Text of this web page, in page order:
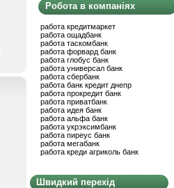
Робота в компаніях
работа кредитмаркет
работа ощадбанк
работа таскомбанк
работа форвард банк
работа глобус банк
работа универсал банк
работа сбербанк
работа банк кредит днепр
работа прокредит банк
работа приватбанк
работа идея банк
работа альфа банк
работа укрэксимбанк
работа пиреус банк
работа мегабанк
работа креди агриколь банк
Швидкий перехід